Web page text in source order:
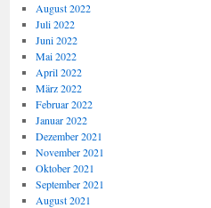
August 2022
Juli 2022
Juni 2022
Mai 2022
April 2022
März 2022
Februar 2022
Januar 2022
Dezember 2021
November 2021
Oktober 2021
September 2021
August 2021